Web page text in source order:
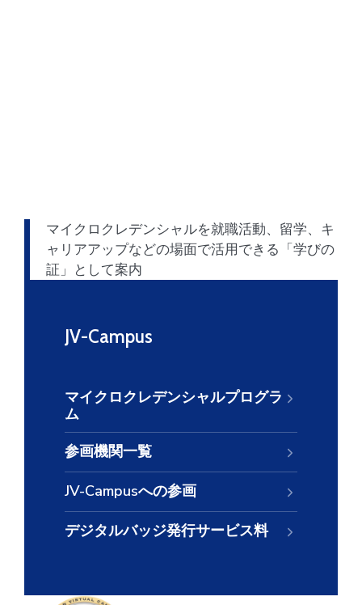
マイクロクレデンシャルを就職活動、留学、キ
ャリアアップなどの場面で活用できる「学びの
証」として案内
JV-Campus
マイクロクレデンシャルプログラ
ム
参画機関一覧
JV-Campusへの参画
デジタルバッジ発行サービス料